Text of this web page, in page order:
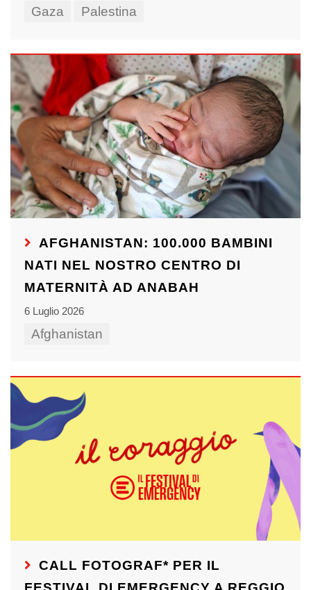
Gaza Palestina
AFGHANISTAN: 100.000 BAMBINI
NATI NEL NOSTRO CENTRO DI
MATERNITÀ AD ANABAH
6 Luglio 2026
Afghanistan
CALL FOTOGRAF* PER IL